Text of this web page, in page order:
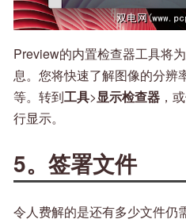
Preview的内置检查器工具将
息。您将快速了解图像的分辨
等。转到工具>显示检查器 ，
行显示。
5。签署文件
令人费解的是还有多少文件仍